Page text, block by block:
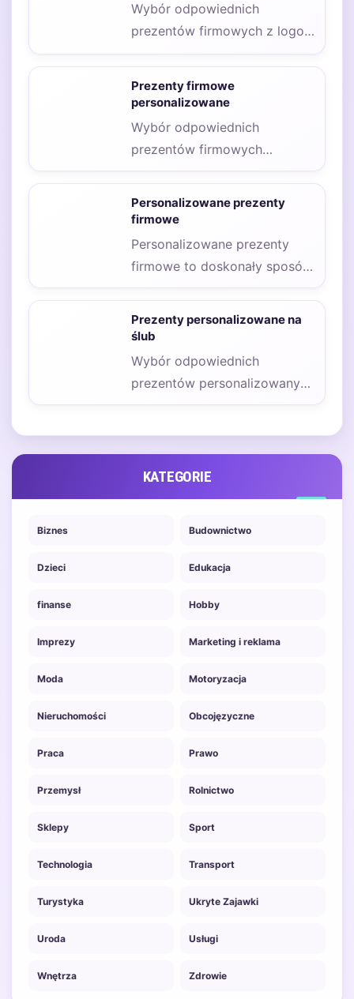
pracownikami.…
Wybór odpowiednich
prezentów firmowych z logo
dla klientów to kluczowy
biznesowych oraz…
Prezenty firmowe
personalizowane
Wybór odpowiednich
prezentów firmowych
personalizowanych może być
kluczowy dla budowania
relacji z klientami oraz
pracownikami.…
Personalizowane prezenty
firmowe
Personalizowane prezenty
firmowe to doskonały sposób
na wyrażenie uznania dla
pracowników, klientów czy
partnerów biznesowych.…
Prezenty personalizowane na
ślub
Wybór odpowiednich
prezentów personalizowanych
na ślub dla pary młodej może
KATEGORIE
Biznes Budownictwo
Dzieci Edukacja
finanse Hobby
Imprezy Marketing i reklama
Moda Motoryzacja
Nieruchomości Obcojęzyczne
Praca Prawo
Przemysł Rolnictwo
Sklepy Sport
Technologia Transport
Turystyka Ukryte Zajawki
Uroda Usługi
Wnętrza Zdrowie